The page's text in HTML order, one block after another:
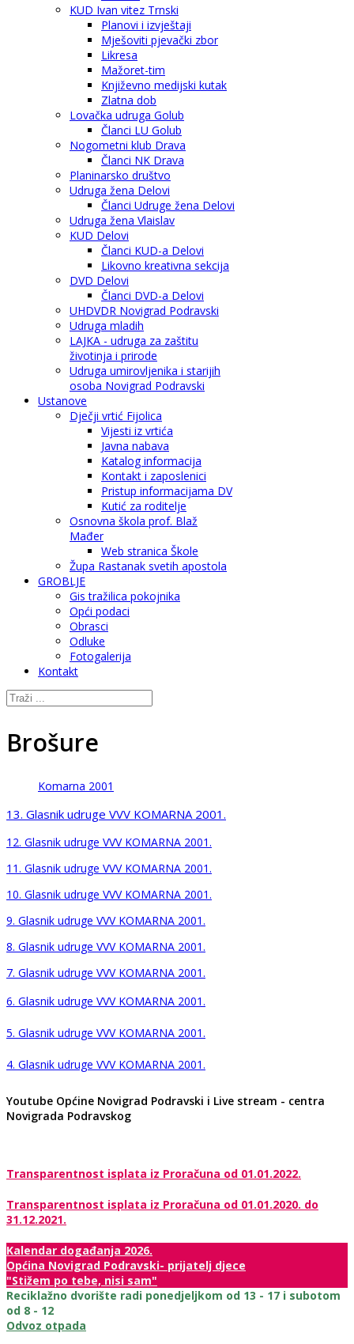
KUD Ivan vitez Trnski
Planovi i izvještaji
Mješoviti pjevački zbor
Likresa
Mažoret-tim
Književno medijski kutak
Zlatna dob
Lovačka udruga Golub
Članci LU Golub
Nogometni klub Drava
Članci NK Drava
Planinarsko društvo
Udruga žena Delovi
Članci Udruge žena Delovi
Udruga žena Vlaislav
KUD Delovi
Članci KUD-a Delovi
Likovno kreativna sekcija
DVD Delovi
Članci DVD-a Delovi
UHDVDR Novigrad Podravski
Udruga mladih
LAJKA - udruga za zaštitu
životinja i prirode
Udruga umirovljenika i starijih
osoba Novigrad Podravski
Ustanove
Dječji vrtić Fijolica
Vijesti iz vrtića
Javna nabava
Katalog informacija
Kontakt i zaposlenici
Pristup informacijama DV
Kutić za roditelje
Osnovna škola prof. Blaž
Mađer
Web stranica Škole
Župa Rastanak svetih apostola
GROBLJE
Gis tražilica pokojnika
Opći podaci
Obrasci
Odluke
Fotogalerija
Kontakt
Brošure
Komarna 2001
13. Glasnik udruge VVV KOMARNA 2001.
12. Glasnik udruge VVV KOMARNA 2001.
11. Glasnik udruge VVV KOMARNA 2001.
10. Glasnik udruge VVV KOMARNA 2001.
9. Glasnik udruge VVV KOMARNA 2001.
8. Glasnik udruge VVV KOMARNA 2001.
7. Glasnik udruge VVV KOMARNA 2001.
6. Glasnik udruge VVV KOMARNA 2001.
5. Glasnik udruge VVV KOMARNA 2001.
4. Glasnik udruge VVV KOMARNA 2001.
Youtube Općine Novigrad Podravski i Live stream - centra
Novigrada Podravskog
Transparentnost isplata iz Proračuna od 01.01.2022.
Transparentnost isplata iz Proračuna od 01.01.2020. do
31.12.2021.
Kalendar događanja 2026.
Općina Novigrad Podravski- prijatelj djece
"Stižem po tebe, nisi sam"
Reciklažno dvorište radi ponedjeljkom od 13 - 17 i subotom
od 8 - 12
Odvoz otpada